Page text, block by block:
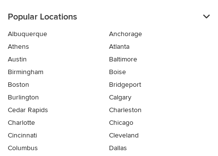
Popular Locations
Albuquerque
Anchorage
Athens
Atlanta
Austin
Baltimore
Birmingham
Boise
Boston
Bridgeport
Burlington
Calgary
Cedar Rapids
Charleston
Charlotte
Chicago
Cincinnati
Cleveland
Columbus
Dallas